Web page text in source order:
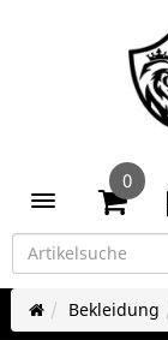
Toggle
0
Bekleidung